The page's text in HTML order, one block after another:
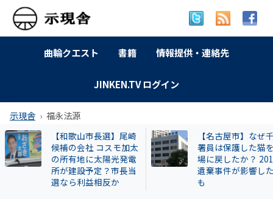
曲輪クエスト 書籍 情報提供・連絡先
JINKEN.TV ログイン
示現舎 福永法源
【和歌山市長選】尾崎
候補の会社 コスモ加太
の所有地に太陽光発電
所が建設予定？市長当
選なら利益相反か
【名古屋市】なぜ
署員は保護した猫
場に戻したか？
遺棄事件が影響し
も